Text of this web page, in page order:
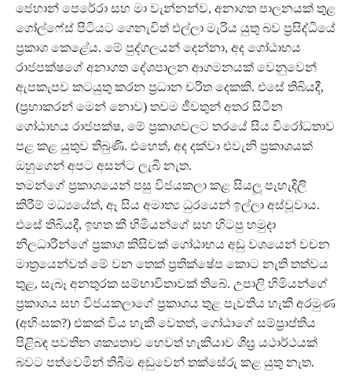
ජෙහාන් පෙරේරා සහ මා වැන්නන්ව, අනාගත පාලනයක් තුළ
ගෝල්ෆේස් පිටියට ගෙනැවිත් එල්ලා මැරිය යුතු බව ප‍්‍රසිද්ධියේ
ප‍්‍රකාශ කෙළේය. මේ පුද්ගලයන් දෙන්නා, අද ගෝඨාභය
රාජපක්ෂගේ අනාගත දේශපාලන ආගමනයක් වෙනුවෙන්
ඇපකැපව කටයුතු කරන ප‍්‍රධාන චරිත දෙකකි. එසේ තිබියදී,
(ප‍්‍රභාකරන් මෙන් නොව) තවම ජීවතුන් අතර සිටින
ගෝඨාභය රාජපක්ෂ, මේ ප‍්‍රකාශවලට තරයේ සිය විරෝධතාව
පළ කළ යුතුව තිබුණි. එහෙත්, අද දක්වා එවැනි ප‍්‍රකාශයක්
ඔහුගෙන් අපට අසන්ට ලැබී නැත.
තමන්ගේ ප‍්‍රකාශයෙන් පසු විජයකලා කළ සියලූ පැහැදිලි
කිරීම් මධ්‍යයේත්, ඈ සිය අමාත්‍ය ධුරයෙන් ඉල්ලා අස්වූවාය.
එසේ තිබියදී, ඉහත කී හිමියන්ගේ සහ හිටපු හමුදා
නිලධාරීන්ගේ ප‍්‍රකාශ කිසිවක් ගෝඨාභය අඩු වශයෙන් වචන
මාත‍්‍රයෙන්වත් මේ වන තෙක් ප‍්‍රතික්ෂේප කොට නැති තත්වය
තුළ, සැබෑ අනතුරක සම්භාවිතාවක් තිබේ. උපාලි හිමියන්ගේ
ප‍්‍රකාශය සහ විජයකලාගේ ප‍්‍රකාශය තුළ පැවතිය හැකි අරමුණ
(අහිංසක?) එකක් විය හැකි වෙතත්, ගෝඨාගේ සම්ප‍්‍රාප්තිය
පිළිබඳ පවතින ශක්‍යතාව හෙවත් හැකියාව ශීඝ‍්‍ර යථාර්ථයක්
බවට පත්වෙමින් තිබීම අඩුවෙන් තක්සේරු කළ යුතු නැත.